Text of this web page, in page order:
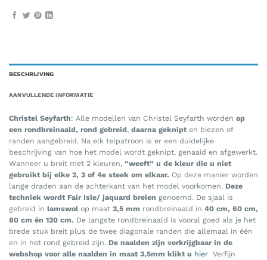
BESCHRIJVING
AANVULLENDE INFORMATIE
Christel Seyfarth: Alle modellen van Christel Seyfarth worden op
een rondbreinaald, rond gebreid, daarna geknipten biezen of
randen aangebreid. Na elk telpatroon is er een duidelijke
beschrijving van hoe het model wordt geknipt, genaaid en afgewerkt.
Wanneer u breit met 2 kleuren, “weeft” u de kleur die u niet
gebruikt bij elke 2, 3 of 4e steek om elkaar. Op deze manier worden
lange draden aan de achterkant van het model voorkomen. Deze
techniek wordt Fair Isle/ jaquard breien genoemd. De sjaal is
gebreid in lamswol op maat 3,5 mm rondbreinaald in 40 cm, 60 cm,
80 cm én 120 cm. De langste rondbreinaald is vooral goed als je het
brede stuk breit plus de twee diagonale randen die allemaal in één
en in het rond gebreid zijn. De naalden zijn verkrijgbaar in de
webshop voor alle naalden in maat 3,5mm klikt u hier Verfijn